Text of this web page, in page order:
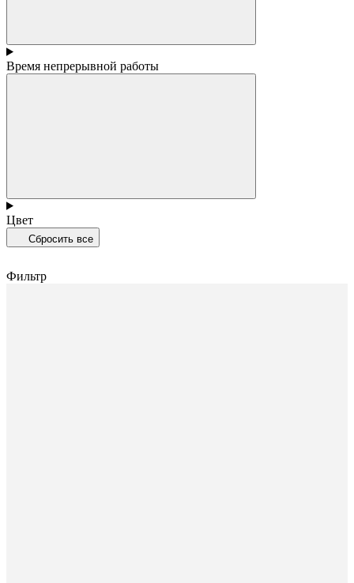
Время непрерывной работы
Цвет
Сбросить все
Фильтр